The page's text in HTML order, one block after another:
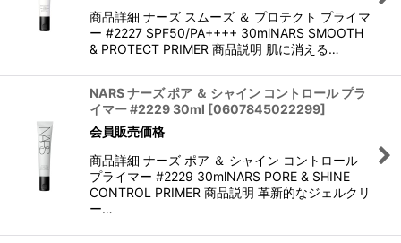
商品詳細 ナーズ スムーズ ＆ プロテクト プライマ
ー #2227 SPF50/PA++++ 30mlNARS SMOOTH
& PROTECT PRIMER 商品説明 肌に消える…
NARS ナーズ ポア ＆ シャイン コントロール プラ
イマー #2229 30ml [0607845022299]
会員販売価格
商品詳細 ナーズ ポア ＆ シャイン コントロール
プライマー #2229 30mlNARS PORE & SHINE
CONTROL PRIMER 商品説明 革新的なジェルクリ
ー…